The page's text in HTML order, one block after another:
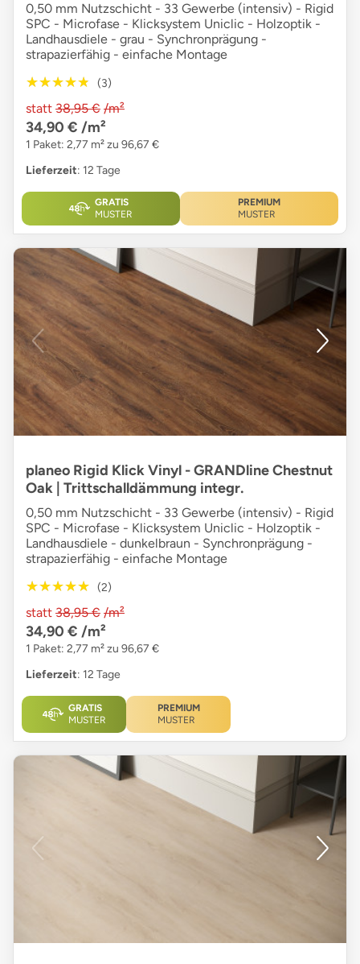
0,50 mm Nutzschicht - 33 Gewerbe (intensiv) - Rigid
SPC - Microfase - Klicksystem Uniclic - Holzoptik -
Landhausdiele - grau - Synchronprägung -
strapazierfähig - einfache Montage
★★★★★
★★★★★ (3)
statt 38,95 € /m²
34,90 € /m²
1 Paket: 2,77 m² zu 96,67 €
Lieferzeit: 12 Tage
GRATIS
MUSTER
PREMIUM
MUSTER
planeo Rigid Klick Vinyl - GRANDline Chestnut
Oak | Trittschalldämmung integr.
0,50 mm Nutzschicht - 33 Gewerbe (intensiv) - Rigid
SPC - Microfase - Klicksystem Uniclic - Holzoptik -
Landhausdiele - dunkelbraun - Synchronprägung -
strapazierfähig - einfache Montage
★★★★★
★★★★★ (2)
statt 38,95 € /m²
34,90 € /m²
1 Paket: 2,77 m² zu 96,67 €
Lieferzeit: 12 Tage
GRATIS
MUSTER
PREMIUM
MUSTER